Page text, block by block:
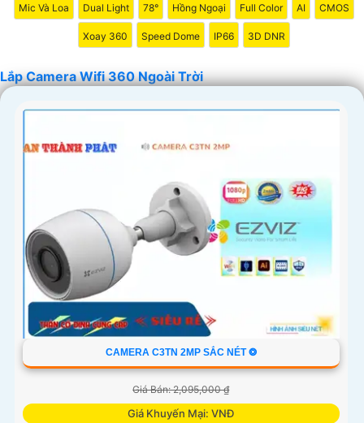
'
Mic Và Loa Dual Light 78° Hồng Ngoại Full Color AI CMOS
Xoay 360 Speed Dome IP66 3D DNR
Lắp Camera Wifi 360 Ngoài Trời
CAMERA C3TN 2MP SẮC NÉT ❂
Giá Bán: 2,095,000 ₫
Giá Khuyến Mại: VNĐ